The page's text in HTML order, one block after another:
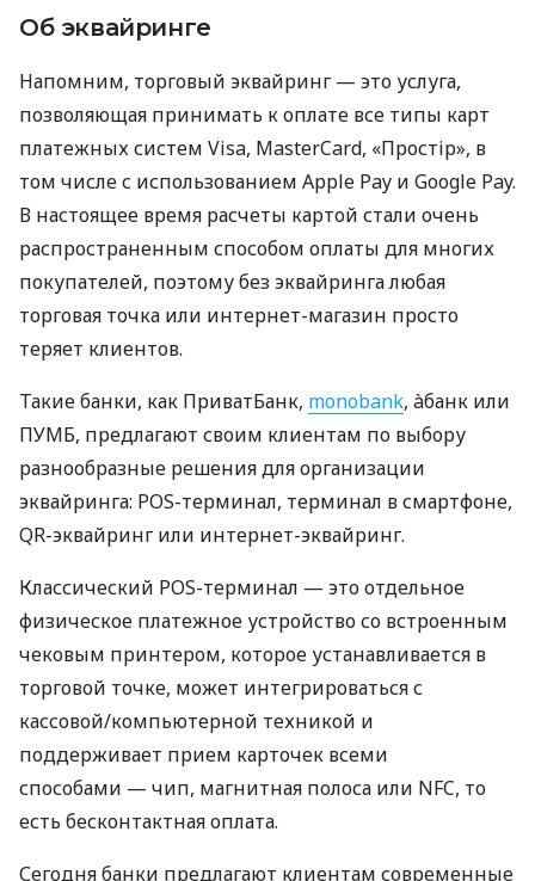
Об эквайринге
Напомним, торговый эквайринг — это услуга,
позволяющая принимать к оплате все типы карт
платежных систем Visa, MasterCard, «Простір», в
том числе с использованием Apple Pay и Google Pay.
В настоящее время расчеты картой стали очень
распространенным способом оплаты для многих
покупателей, поэтому без эквайринга любая
торговая точка или интернет-магазин просто
теряет клиентов.
Такие банки, как ПриватБанк, monobank, àбанк или
ПУМБ, предлагают своим клиентам по выбору
разнообразные решения для организации
эквайринга: POS-терминал, терминал в смартфоне,
QR-эквайринг или интернет-эквайринг.
Классический POS-терминал — это отдельное
физическое платежное устройство со встроенным
чековым принтером, которое устанавливается в
торговой точке, может интегрироваться с
кассовой/компьютерной техникой и
поддерживает прием карточек всеми
способами — чип, магнитная полоса или NFC, то
есть бесконтактная оплата.
Сегодня банки предлагают клиентам современные